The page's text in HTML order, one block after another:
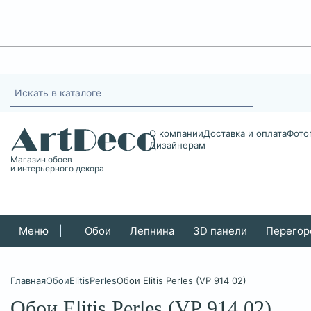
Магазин обоев
и интерьерного декора
О компанииДоставка и оплата
Дизайнерам
Меню Обои Лепнина 3D панели
ГлавнаяОбоиElitisPerlesОбои Elitis Perles (VP 914 02)